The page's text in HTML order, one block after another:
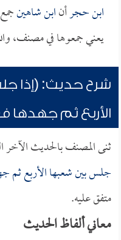
ابن حجرأنابن شاهين
يعني جمعوها في مصنف،
شرح حديث: (إذا
الأربع ثم
ثنى المصنف بالحديث
جلس بين شعبها الأربع
متفق عليه.
معاني ألفاظ الحديث